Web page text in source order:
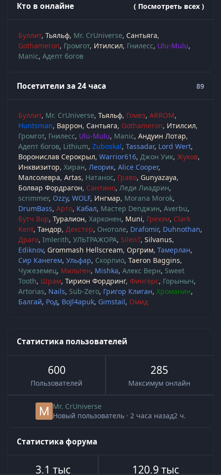
Кто в онлайне ( Посмотреть всех )
Буллит Тьяльф Mr. CrUniverse Сантьяга
Gothameron Громгот Итилсил Гнилесс Ulu-Mulu
Manic Адепт богов
Посетители за 24 часа 89
Буллит Mr. CrUniverse Тьяльф Гомез ARROM
Huntsman Варрон Сантьяга Gothameron Итилсил
Громгот Гнилесс Ulu-Mulu Manic Андуин Лотар
Адепт богов Lithium Zuboskal Tassadar Lord Wert
Воронислав Серокрыл Warrior616 Джон Уик Жуков
Инквизитор Хиран Леорик Alice Cooper
Малсолевра Artas Натанос Граво Gunyazaya
Болвар Фордрагон Сантино Леди Лиадрин
scrimmer Ozzy WOLF Ингмар Morana Morok
DrumBass Арто Кабал Мастер Denджин Averbu
Бутч Вор Туралион Харконен Muni Грехэм Clark
Kent Тандор Декстер Онотоле Drafomir Duhnothan
Драго Imlerith УЛЬТРАЖОРА SilenT Silvanus
Ediknov Grommash Hellscream Оргрим Тамерлан
Сир Канегем Ульфар Скорпио Taeron Baggins
Чужеземец Мильтен Mishka Алекс Верн Sweet
Tooth Шрам Тирион Фордринг Фингерс Горыныч
Artorias Nails Sub-Zero Григор Клиган Хроманин
Балгай Род BoJl4apuk Gimstail Омид
Статистика пользователей
600
Пользователей
285
Максимум онлайн
Mr. CrUniverse
Новый пользователь · 2 часа назад2 ч.
Статистика форума
3,1 тыс 120,9 тыс